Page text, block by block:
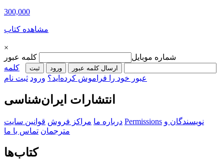
300,000
مشاهده کتاب
×
شماره موبایل
کلمه عبور
ارسال کلمه عبور ورود ثبت‌
کلمه
عبور خود را فراموش کرده‌اید؟ ورود ثبت نام
انتشارات ایران‌شناسی
درباره ما مراکز فروش قوانین سایت Permissions نویسندگان و
مترجمان تماس با ما
کتاب‌ها